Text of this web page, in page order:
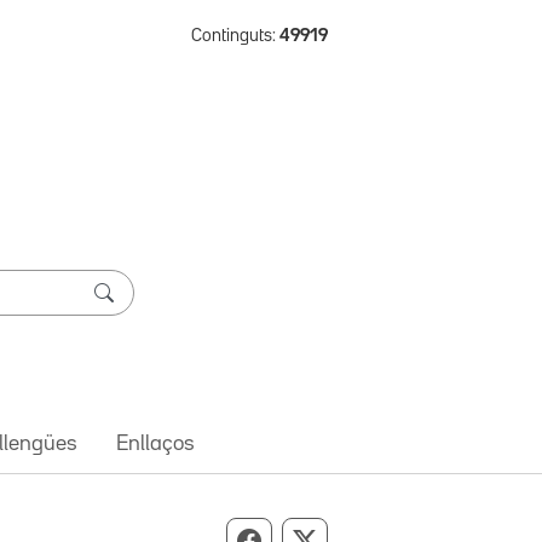
Continguts: 49919
Enllaços